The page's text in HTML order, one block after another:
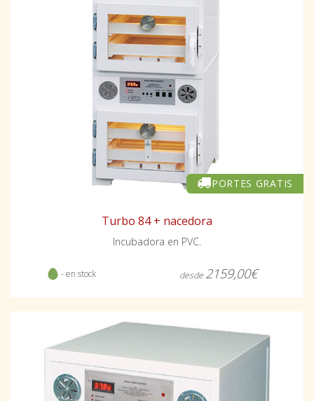
PORTES GRATIS
Turbo 84 + nacedora
Incubadora en PVC.
- en stock desde 2159,00€